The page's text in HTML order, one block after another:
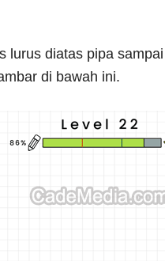
lurus diatas pipa
di bawah ini.